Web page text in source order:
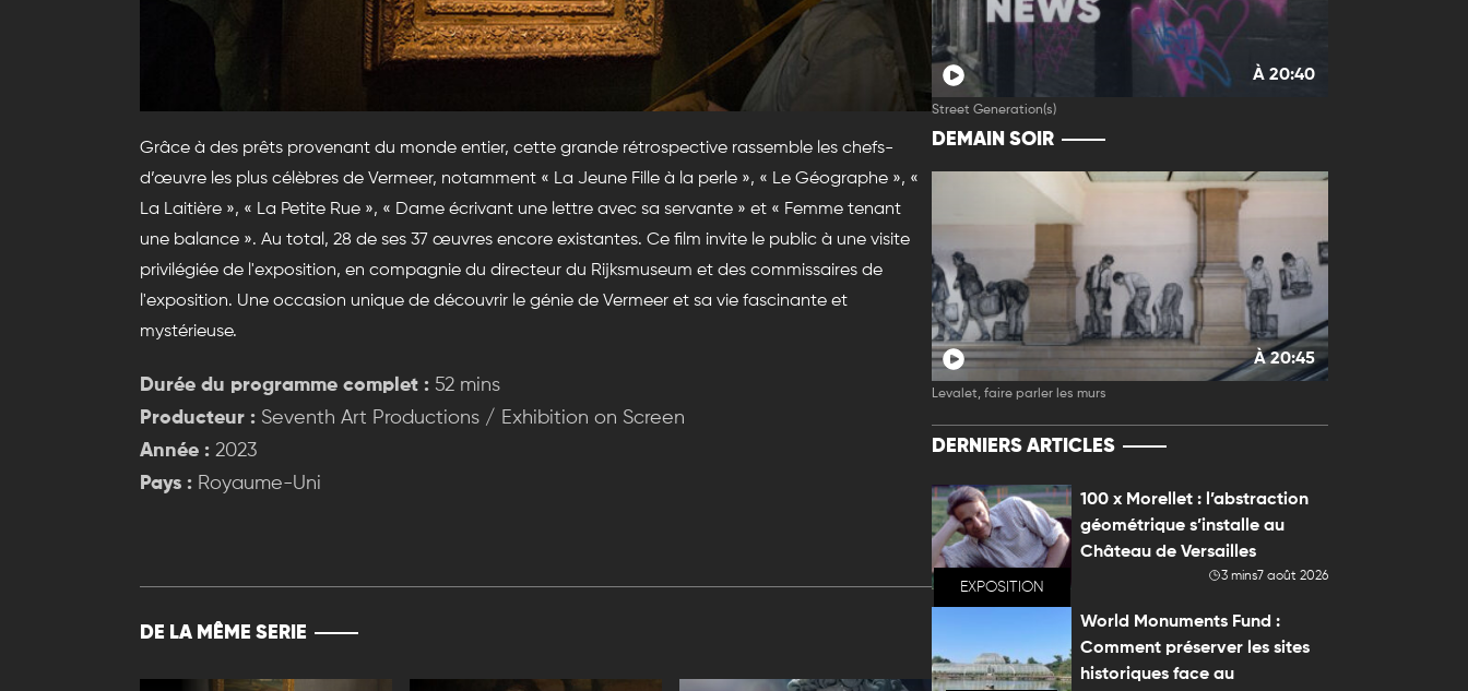
Grâce à des prêts provenant du monde entier, cette grande rétrospective rassemble les chefs-
d’œuvre les plus célèbres de Vermeer, notamment « La Jeune Fille à la perle », « Le Géographe », «
La Laitière », « La Petite Rue », « Dame écrivant une lettre avec sa servante » et « Femme tenant
une balance ». Au total, 28 de ses 37 œuvres encore existantes. Ce film invite le public à une visite
privilégiée de l'exposition, en compagnie du directeur du Rijksmuseum et des commissaires de
l'exposition. Une occasion unique de découvrir le génie de Vermeer et sa vie fascinante et
mystérieuse.
Durée du programme complet : 52 mins
Producteur : Seventh Art Productions / Exhibition on Screen
Année : 2023
Pays : Royaume-Uni
DE LA MÊME SERIE
À 20:40
Street Generation(s)
DEMAIN SOIR
À 20:45
Levalet, faire parler les murs
DERNIERS ARTICLES
EXPOSITION
100 x Morellet : l’abstraction
géométrique s’installe au
Château de Versailles
3 mins7 août 2026
World Monuments Fund :
Comment préserver les sites
historiques face au